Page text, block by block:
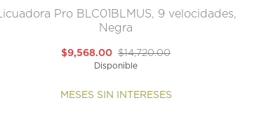
Licuadora Pro BLC01BLMUS, 9 velocidades,
Negra
$14,720.00
$9,568.00
Disponible
MESES SIN INTERESES